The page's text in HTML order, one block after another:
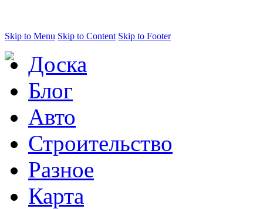
Skip to Menu Skip to Content Skip to Footer
Доска
Блог
Авто
Строительство
Разное
Карта